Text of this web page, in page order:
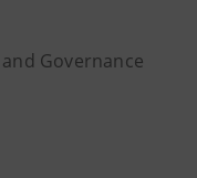
Governance